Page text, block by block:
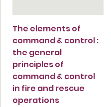
The elements of
command & control :
the general
principles of
command & control
in fire and rescue
operations